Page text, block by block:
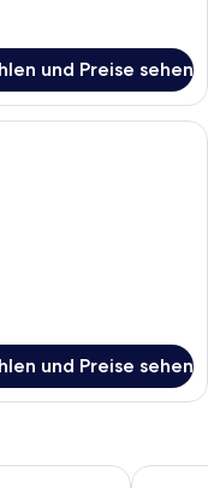
und Preise sehen
Hotelzimmer mit
und Preise sehen
Hyatt